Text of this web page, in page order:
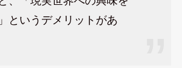
というデメリットがあ